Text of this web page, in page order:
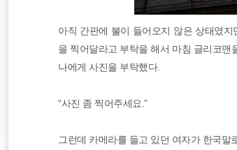
아직 간판에 불이 들어오지 않은 상태였
을 찍어달라고 부탁을 해서 마침 글리코
나에게 사진을 부탁했다.
“사진 좀 찍어주세요.”
그런데 카메라를 들고 있던 여자가 한국말